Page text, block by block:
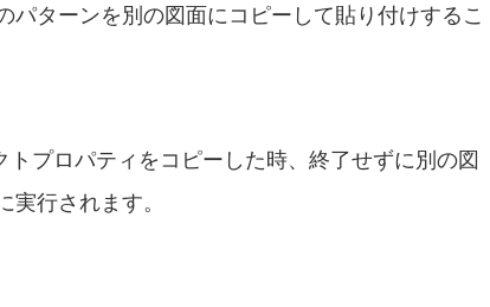
ターンを別の図面にコピーして貼り付けするこ
トプロパティをコピーした時、終了せずに別の図
行されます。